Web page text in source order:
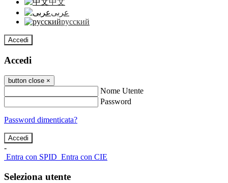
中文
عربى
русский
Accedi
Accedi
button close ×
Nome Utente
Password
Password dimenticata?
-
Entra con SPID Entra con CIE
Seleziona utente